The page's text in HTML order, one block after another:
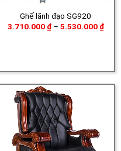
Ghế lãnh đạo SG920
3.710.000 ₫ – 5.530.000 ₫
giá: